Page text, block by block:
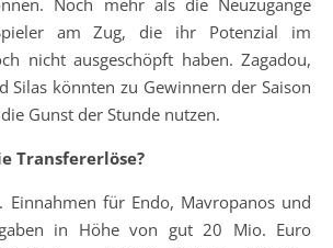
Noch mehr als die Neuzugänge
am Zug, die ihr Potenzial im
nicht ausgeschöpft haben. Zagadou,
Silas könnten zu Gewinnern der Saison
Gunst der Stunde nutzen.
Transfererlöse?
für Endo, Mavropanos und
in Höhe von gut 20 Mio. Euro